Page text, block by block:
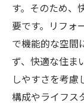
す。そのため、
要です。リフォ
で機能的な空間
ず、快適な住ま
しやすさを考慮
構成やライフス